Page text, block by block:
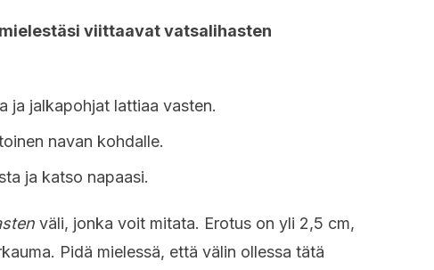
viittaavat vatsalihasten
ja jalkapohjat lattiaa vasten.
navan kohdalle.
ja katso napaasi.
väli, jonka voit mitata. Erotus on yli 2,5 cm,
Pidä mielessä, että välin ollessa tätä